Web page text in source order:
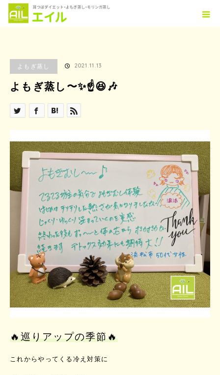
ホーム
ブログ
よもぎ蒸し よもぎ蒸し〜✨☝️😆🎶
よもぎ蒸し 2021.11.13
よもぎ蒸し〜✨☝️😆🎶
🔥巡りアップの季節🔥
これからやってくる冷え対策に